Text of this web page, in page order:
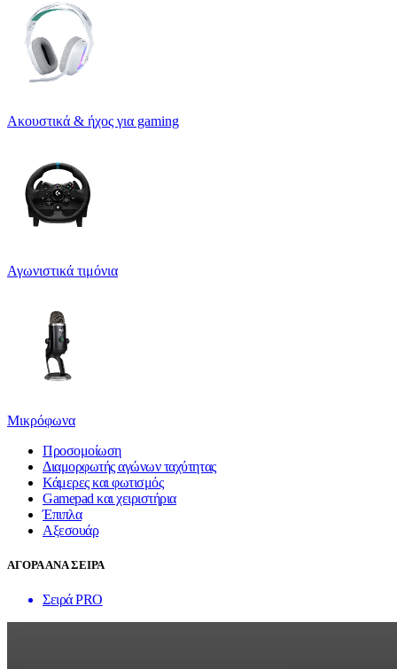
Ακουστικά & ήχος για gaming
Αγωνιστικά τιμόνια
Μικρόφωνα
Προσομοίωση
Διαμορφωτής αγώνων ταχύτητας
Κάμερες και φωτισμός
Gamepad και χειριστήρια
Έπιπλα
Αξεσουάρ
ΑΓΟΡΑ ΑΝΑ ΣΕΙΡΑ
Σειρά PRO